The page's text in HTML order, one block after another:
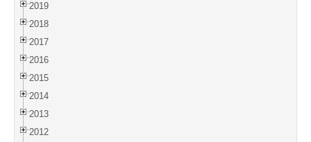
2019
2018
2017
2016
2015
2014
2013
2012